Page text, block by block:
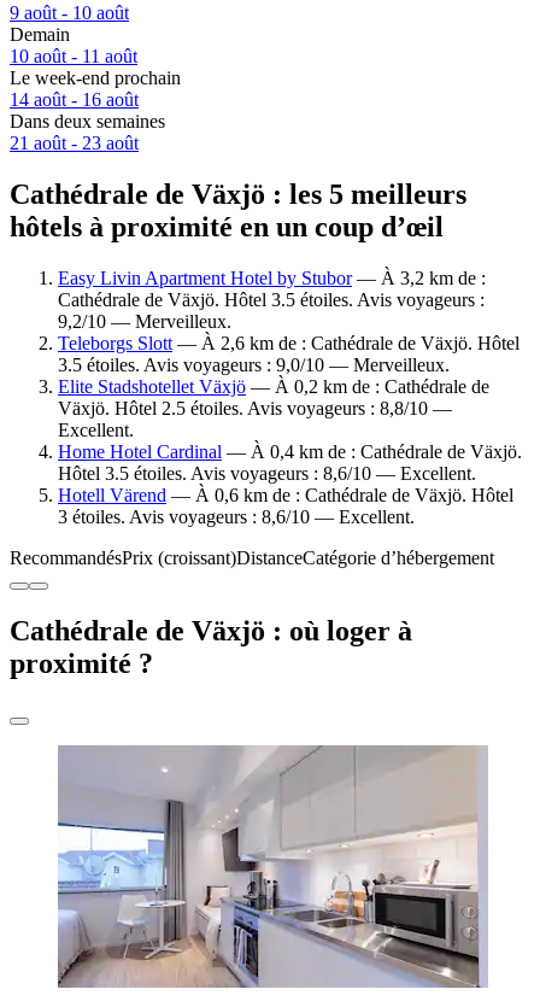
9 août - 10 août
Demain
10 août - 11 août
Le week-end prochain
14 août - 16 août
Dans deux semaines
21 août - 23 août
Cathédrale de Växjö : les 5 meilleurs
hôtels à proximité en un coup d’œil
Easy Livin Apartment Hotel by Stubor— À 3,2 km de :
Cathédrale de Växjö. Hôtel 3.5 étoiles. Avis voyageurs :
9,2/10 — Merveilleux.
Teleborgs Slott — À 2,6 km de : Cathédrale de Växjö. Hôtel
3.5 étoiles. Avis voyageurs : 9,0/10 — Merveilleux.
Elite Stadshotellet Växjö — À 0,2 km de : Cathédrale de
Växjö. Hôtel 2.5 étoiles. Avis voyageurs : 8,8/10 —
Excellent.
Home Hotel Cardinal — À 0,4 km de : Cathédrale de Växjö.
Hôtel 3.5 étoiles. Avis voyageurs : 8,6/10 — Excellent.
Hotell Värend — À 0,6 km de : Cathédrale de Växjö. Hôtel
3 étoiles. Avis voyageurs : 8,6/10 — Excellent.
RecommandésPrix (croissant)DistanceCatégorie d’hébergement
Cathédrale de Växjö : où loger à
proximité ?